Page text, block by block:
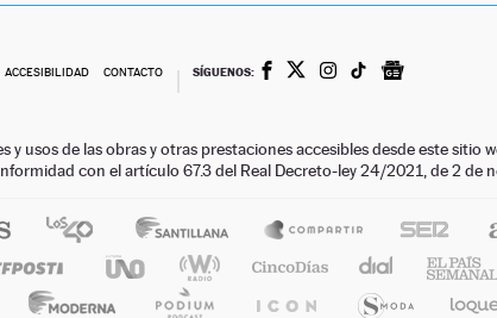
ACCESIBILIDAD CONTACTO SÍGUENOS:
y usos de las obras y otras prestaciones accesibles desde este
con el artículo 67.3 del Real Decreto-ley 24/2021, de 2 de